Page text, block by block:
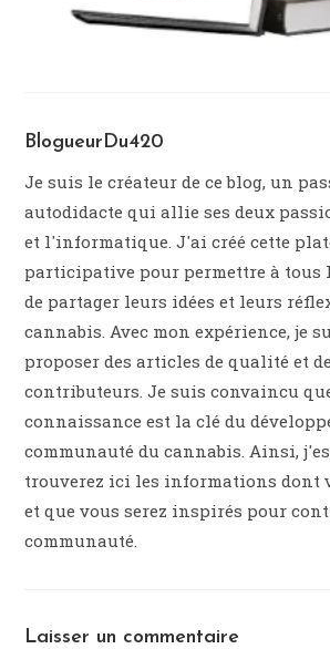
BlogueurDu420
Je suis le créateur de ce blog, un
autodidacte qui allie ses deux
et l'informatique. J'ai créé cette
participative pour permettre à tous
de partager leurs idées et leurs
cannabis. Avec mon expérience, je
proposer des articles de qualité et
contributeurs. Je suis convaincu
connaissance est la clé du
communauté du cannabis. Ainsi,
trouverez ici les informations dont
et que vous serez inspirés pour
communauté.
Laisser un commentaire